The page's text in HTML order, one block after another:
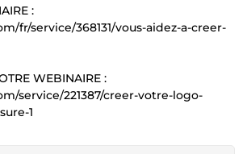
:
fr/service/368131/vous-aidez-a-creer-
WEBINAIRE :
service/221387/creer-votre-logo-
1